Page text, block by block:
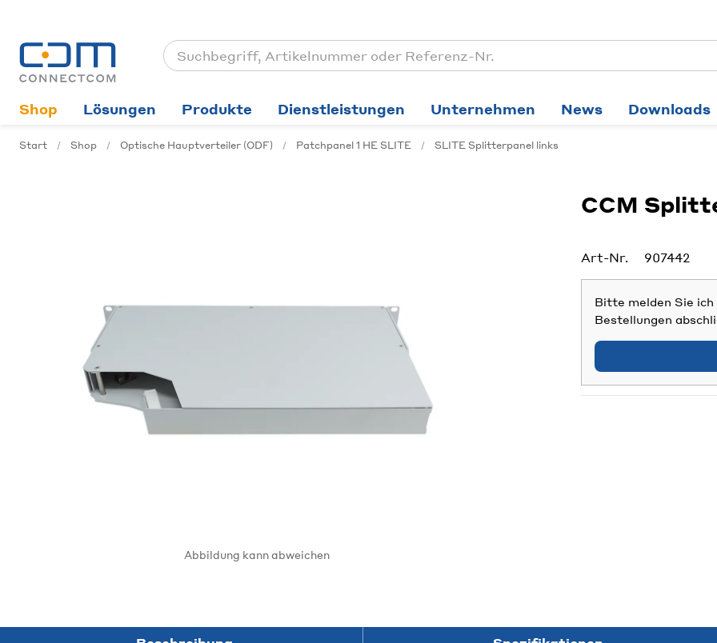
Shop Lösungen Produkte Dienstleistungen Unternehmen News Downloads
Start Shop Optische Hauptverteiler (ODF) Patchpanel 1 HE SLITE SLITE Splitterpanel links
Abbildung kann abweichen
CCM
Bitte melden Sie ich
Bestellungen
Art-Nr. 907442